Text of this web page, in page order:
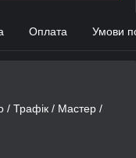
Оплата Умови
/ Трафік / Мастер /